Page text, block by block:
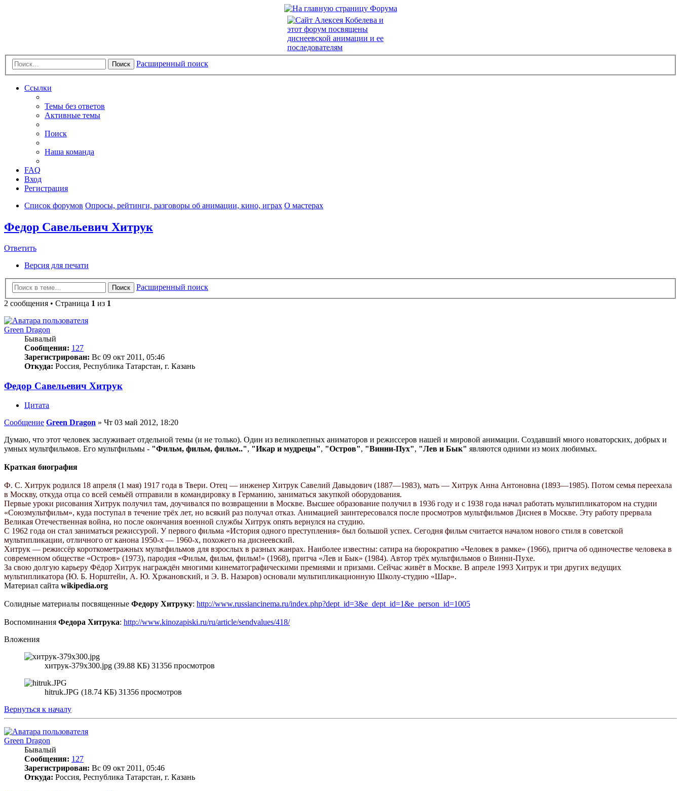
Поиск Расширенный поиск
Ссылки
Темы без ответов
Активные темы
Поиск
Наша команда
FAQ
Вход
Регистрация
Список форумов Опросы, рейтинги, разговоры об анимации, кино, играх О мастерах
Федор Савельевич Хитрук
Ответить
Версия для печати
Поиск
Расширенный поиск
2 сообщения • Страница 1 из 1
Green Dragon
Бывалый
Сообщения: 127
Зарегистрирован: Вс 09 окт 2011, 05:46
Откуда: Россия, Республика Татарстан, г. Казань
Федор Савельевич Хитрук
Цитата
Сообщение Green Dragon » Чт 03 май 2012, 18:20
Думаю, что этот человек заслуживает отдельной темы (и не только). Один из великолепных аниматоров и режиссеров нашей и мировой анимации. Создавший много новаторских, добрых и
умных мультфильмов. Его мультфильмы - "Фильм, фильм, фильм..", "Икар и мудрецы", "Остров", "Винни-Пух", "Лев и Бык" являются одними из моих любимых.
Краткая биография
Ф. С. Хитрук родился 18 апреля (1 мая) 1917 года в Твери. Отец — инженер Хитрук Савелий Давыдович (1887—1983), мать — Хитрук Анна Антоновна (1893—1985). Потом семья переехала
в Москву, откуда отца со всей семьёй отправили в командировку в Германию, заниматься закупкой оборудования.
Первые уроки рисования Хитрук получил там, доучивался по возвращении в Москве. Высшее образование получил в 1936 году и с 1938 года начал работать мультипликатором на студии
«Союзмультфильм», куда поступал в течение трёх лет, но всякий раз получал отказ. Анимацией заинтересовался после просмотров мультфильмов Диснея в Москве. Эту работу прервала
Великая Отечественная война, но после окончания военной службы Хитрук опять вернулся на студию.
С 1962 года он стал заниматься режиссурой. У первого фильма «История одного преступления» был большой успех. Сегодня фильм считается началом нового стиля в советской
мультипликации, отличного от канона 1950-х — 1960-х, похожего на диснеевский.
Хитрук — режиссёр короткометражных мультфильмов для взрослых в разных жанрах. Наиболее известны: сатира на бюрократию «Человек в рамке» (1966), притча об одиночестве человека в
современном обществе «Остров» (1973), пародия «Фильм, фильм, фильм!» (1968), притча «Лев и Бык» (1984). Автор трёх мультфильмов о Винни-Пухе.
За свою долгую карьеру Фёдор Хитрук награждён многими кинематографическими премиями и призами. Сейчас живёт в Москве. В апреле 1993 Хитрук и три других ведущих
мультипликатора (Ю. Б. Норштейн, А. Ю. Хржановский, и Э. В. Назаров) основали мультипликационную Школу-студию «Шар».
Материал сайта wikipedia.org
Солидные материалы посвященные Федору Хитруку: http://www.russiancinema.ru/index.php?dept_id=3&e_dept_id=1&e_person_id=1005
Воспоминания Федора Хитрука: http://www.kinozapiski.ru/ru/article/sendvalues/418/
Вложения
хитрук-379x300.jpg (39.88 КБ) 31356 просмотров
hitruk.JPG (18.74 КБ) 31356 просмотров
Вернуться к началу
Green Dragon
Бывалый
Сообщения: 127
Зарегистрирован: Вс 09 окт 2011, 05:46
Откуда: Россия, Республика Татарстан, г. Казань